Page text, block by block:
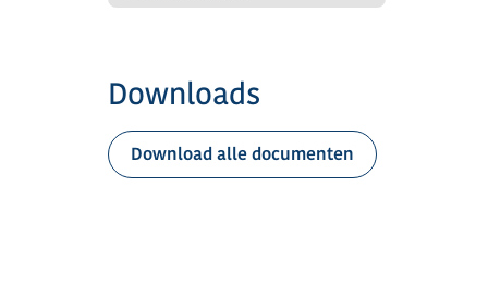
Downloads
Download alle documenten